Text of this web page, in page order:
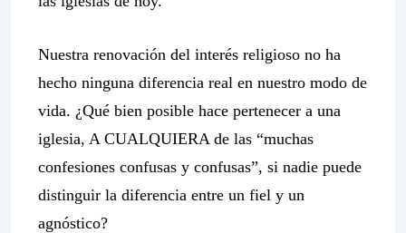
Nuestra renovación del interés religioso no ha
hecho ninguna diferencia real en nuestro modo de
vida. ¿Qué bien posible hace pertenecer a una
iglesia, A CUALQUIERA de las “muchas
confesiones confusas y confusas”, si nadie puede
distinguir la diferencia entre un fiel y un
agnóstico?